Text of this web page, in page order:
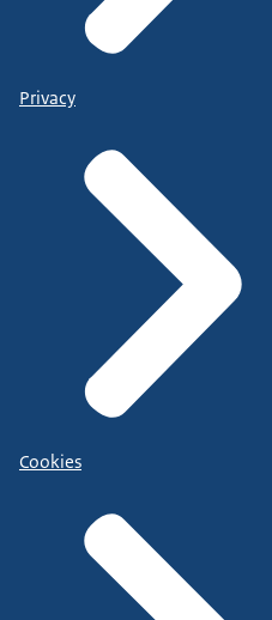
Privacy
Cookies